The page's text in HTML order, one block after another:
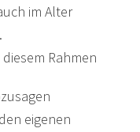
im Alter
diesem Rahmen
eigenen